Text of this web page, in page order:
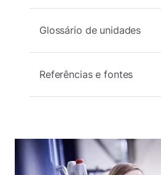
Glossário de unidades
Referências e fontes